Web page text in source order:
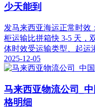
少天能到
发马来西亚海运正常时效
柜运输比拼箱快 3-5 天，
体时效受运输类型、起运
2025-12-05
马来西亚物流公司_
格明细